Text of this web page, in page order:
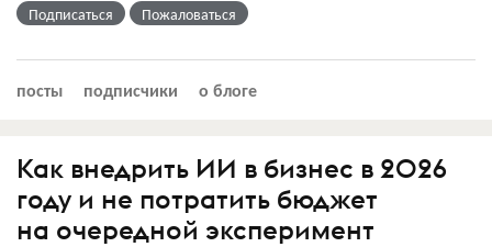
Подписаться Пожаловаться
посты подписчики о блоге
Как внедрить ИИ в бизнес в 2026
году и не потратить бюджет
на очередной эксперимент